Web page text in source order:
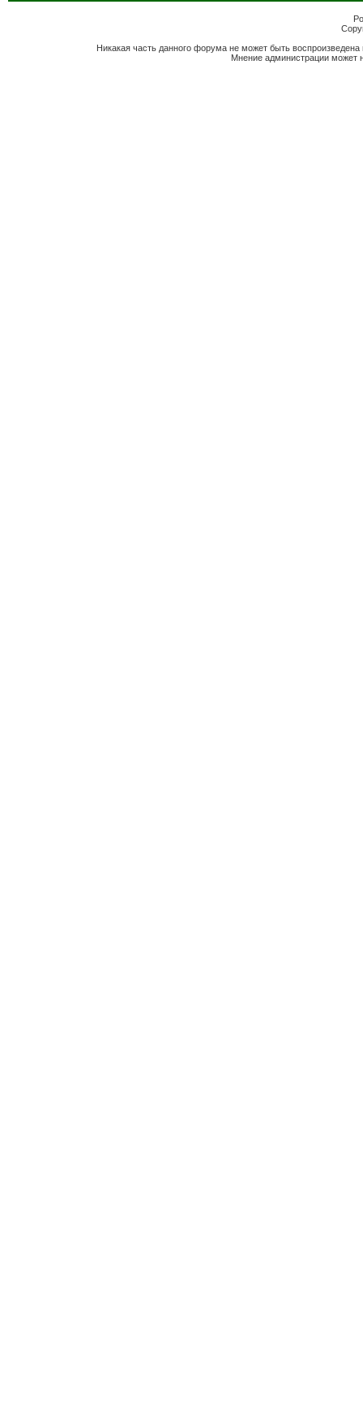
Никакая часть данного форума не может быть
Мнение администрации может